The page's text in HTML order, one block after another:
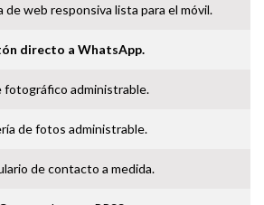
de web responsiva lista para el móvil.
directo a WhatsApp.
fotográfico administrable.
de fotos administrable.
de contacto a medida.